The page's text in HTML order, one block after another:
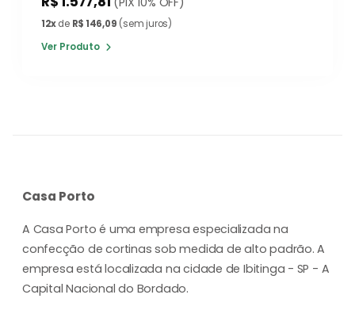
12xde R$ 146,09 (sem juros)
Ver Produto
Casa Porto
A Casa Porto é uma empresa especializada na
confecção de cortinas sob medida de alto padrão. A
empresa está localizada na cidade de Ibitinga - SP - A
Capital Nacional do Bordado.